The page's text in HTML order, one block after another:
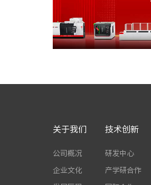
关于我们
公司概况
企业文化
技术创新
研发中心
产学研合作